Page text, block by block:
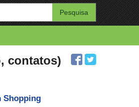
contatos)
Shopping